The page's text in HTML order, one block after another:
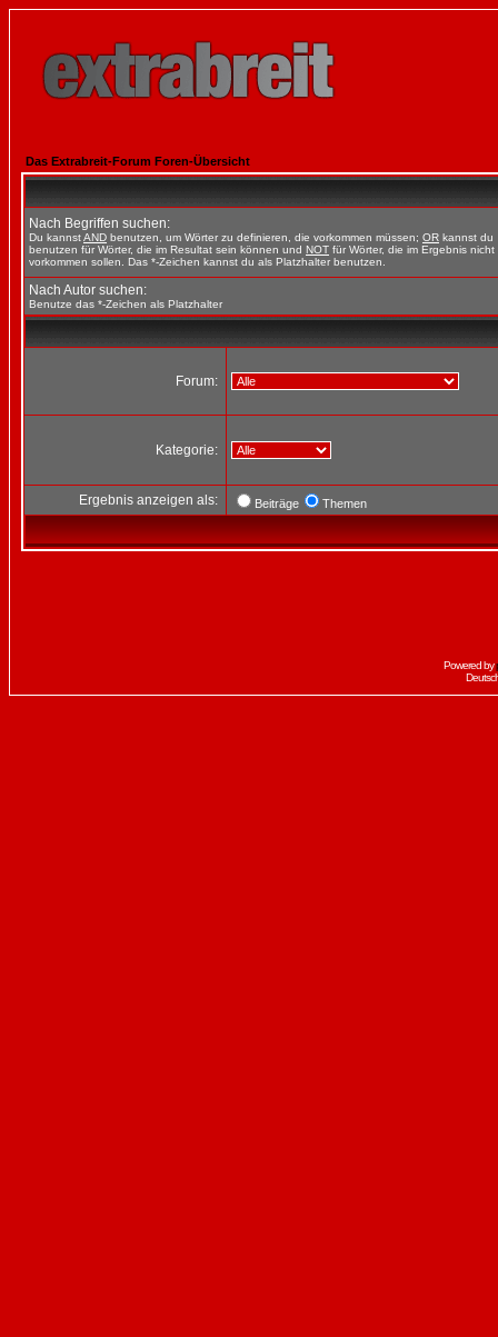
Das Extrabreit-Forum Foren-Übersicht
Nach Begriffen suchen:
Du kannstAND benutzen, um Wörter zu definieren, die vorkommen müssen; OR kannst du
benutzen für Wörter, die im Resultat sein können und NOT für Wörter, die im Ergebnis nicht
vorkommen sollen. Das *-Zeichen kannst du als Platzhalter benutzen.
Nach Autor suchen:
Benutze das *-Zeichen als Platzhalter
Forum:
Kategorie:
Ergebnis anzeigen als: Beiträge Themen
Powered by